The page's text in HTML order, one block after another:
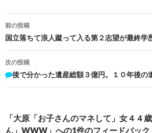
投
稿
ナ
ビ
ゲ
ー
シ
前の投稿
国立落ちて浪人蹴って入る第２志望が最終学
次の投稿
後で分かった遺産総額３億円。１０年後の
「大原「お子さんのマネして」女４４
ん」WWW」への1件のフィードバック